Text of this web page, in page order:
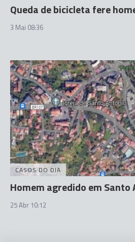
Queda de bicicleta fere
3 Mai 08:36
CASOS DO DIA
Homem agredido em Santo
25 Abr 10:12